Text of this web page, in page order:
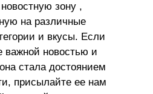
зону ,
на различные
и вкусы. Если
важной новостью и
стала достоянием
присылайте ее нам